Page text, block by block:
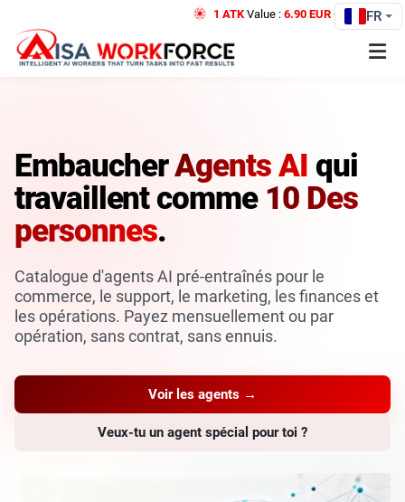
1 ATKValue : 6.90 EUR Credit FR
EmbaucherAgents AI qui
travaillent comme 10 Des
personnes.
Catalogue d'agents AI pré-entraînés pour le
commerce, le support, le marketing, les finances et
les opérations. Payez mensuellement ou par
opération, sans contrat, sans ennuis.
Voir les agents →
Veux-tu un agent spécial pour toi ?